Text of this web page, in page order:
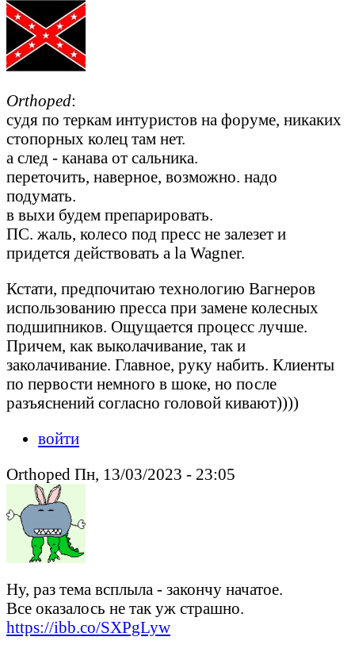
Orthoped:
судя по теркам интуристов на форуме, никаких
стопорных колец там нет.
а след - канава от сальника.
переточить, наверное, возможно. надо
подумать.
в выхи будем препарировать.
ПС. жаль, колесо под пресс не залезет и
придется действовать a la Wagner.
Кстати, предпочитаю технологию Вагнеров
использованию пресса при замене колесных
подшипников. Ощущается процесс лучше.
Причем, как выколачивание, так и
заколачивание. Главное, руку набить. Клиенты
по первости немного в шоке, но после
разъяснений согласно головой кивают))))
войти
Orthoped Пн, 13/03/2023 - 23:05
Ну, раз тема всплыла - закончу начатое.
Все оказалось не так уж страшно.
https://ibb.co/SXPgLyw